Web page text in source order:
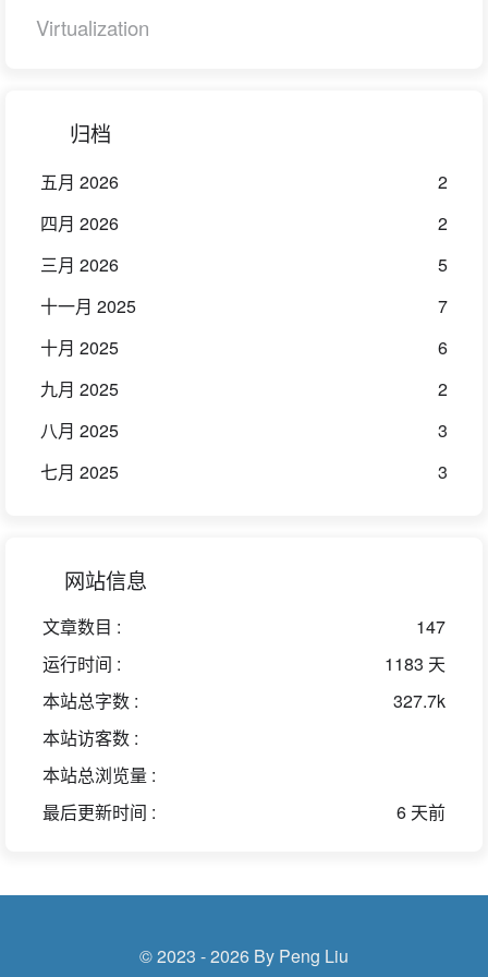
Virtualization
归档
五月 2026
2
四月 2026
2
三月 2026
5
十一月 2025
7
十月 2025
6
九月 2025
2
八月 2025
3
七月 2025
3
网站信息
文章数目 :
147
运行时间 :
1183 天
本站总字数 :
327.7k
本站访客数 :
本站总浏览量 :
最后更新时间 :
6 天前
© 2023 - 2026 By Peng Liu